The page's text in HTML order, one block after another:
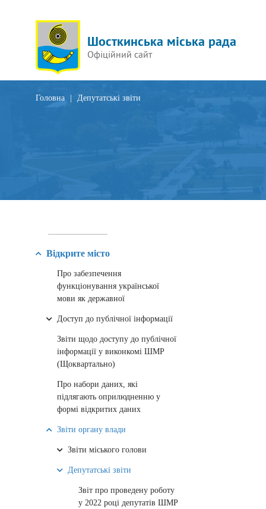
Шосткинська міська рада
Офіційний сайт
Головна Депутатські звіти
Відкрите місто
Про забезпечення
функціонування української
мови як державної
Доступ до публічної інформації
Звіти щодо доступу до публічної
інформації у виконкомі ШМР
(Щоквартально)
Про набори даних, які
підлягають оприлюдненню у
формі відкритих даних
Звіти органу влади
Звіти міського голови
Депутатські звіти
Звіт про проведену роботу
у 2022 році депутатів ШМР